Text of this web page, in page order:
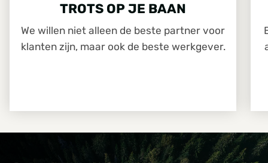
TROTS OP JE BAAN
We willen niet alleen de beste partner voor
klanten zijn, maar ook de beste werkgever.